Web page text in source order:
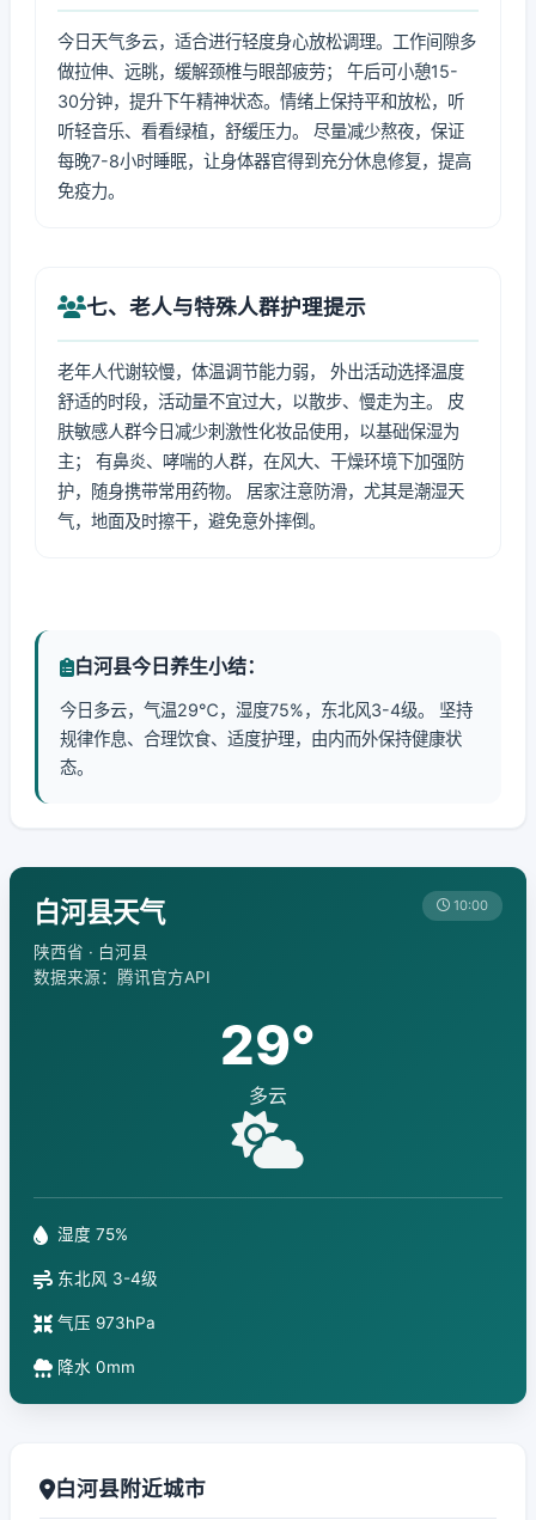
今日天气多云，适合进行轻度身心放松调理。工作间隙多
做拉伸、远眺，缓解颈椎与眼部疲劳； 午后可小憩15-
30分钟，提升下午精神状态。情绪上保持平和放松，听
听轻音乐、看看绿植，舒缓压力。 尽量减少熬夜，保证
每晚7-8小时睡眠，让身体器官得到充分休息修复，提高
免疫力。
七、老人与特殊人群护理提示
老年人代谢较慢，体温调节能力弱， 外出活动选择温度
舒适的时段，活动量不宜过大，以散步、慢走为主。 皮
肤敏感人群今日减少刺激性化妆品使用，以基础保湿为
主； 有鼻炎、哮喘的人群，在风大、干燥环境下加强防
护，随身携带常用药物。 居家注意防滑，尤其是潮湿天
气，地面及时擦干，避免意外摔倒。
白河县今日养生小结：
今日多云，气温29℃，湿度75%，东北风3-4级。 坚持
规律作息、合理饮食、适度护理，由内而外保持健康状
态。
白河县天气
陕西省 · 白河县
数据来源：腾讯官方API
10:00
29°
多云
湿度 75%
东北风 3-4级
气压 973hPa
降水 0mm
白河县附近城市